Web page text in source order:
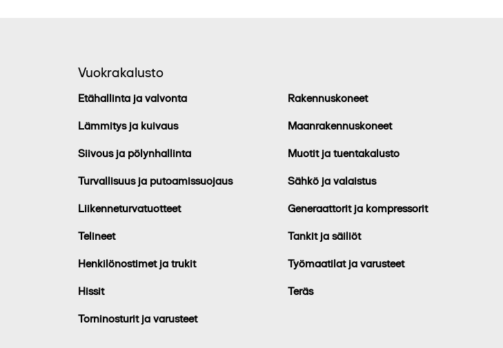
Vuokrakalusto
Etähallinta ja valvonta
Lämmitys ja kuivaus
Siivous ja pölynhallinta
Turvallisuus ja putoamissuojaus
Liikenneturvatuotteet
Telineet
Henkilönostimet ja trukit
Hissit
Torninosturit ja varusteet
Rakennuskoneet
Maanrakennuskoneet
Muotit ja tuentakalusto
Sähkö ja valaistus
Generaattorit ja kompressorit
Tankit ja säiliöt
Työmaatilat ja varusteet
Teräs